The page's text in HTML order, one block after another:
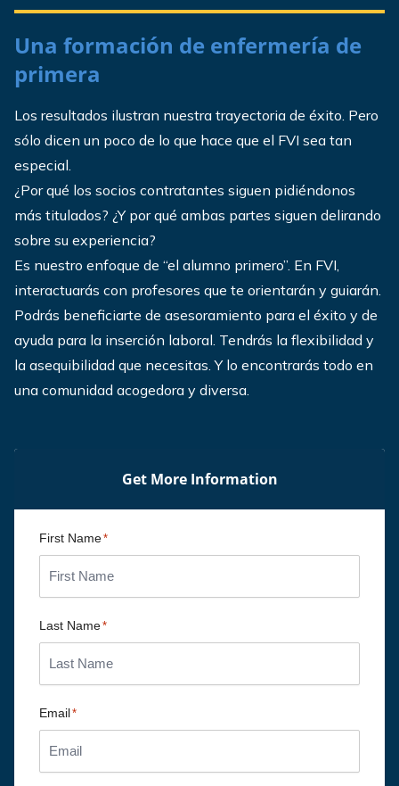
Una formación de enfermería de
primera
Los resultados ilustran nuestra trayectoria de éxito. Pero
sólo dicen un poco de lo que hace que el FVI sea tan
especial.
¿Por qué los socios contratantes siguen pidiéndonos
más titulados? ¿Y por qué ambas partes siguen delirando
sobre su experiencia?
Es nuestro enfoque de “el alumno primero”. En FVI,
interactuarás con profesores que te orientarán y guiarán.
Podrás beneficiarte de asesoramiento para el éxito y de
ayuda para la inserción laboral. Tendrás la flexibilidad y
la asequibilidad que necesitas. Y lo encontrarás todo en
una comunidad acogedora y diversa.
Get More Information
First Name*
Last Name*
Email*